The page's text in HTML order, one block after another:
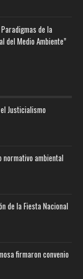
de la
del Medio Ambiente”
Justicialismo
ambiental
de la Fiesta Nacional
firmaron convenio